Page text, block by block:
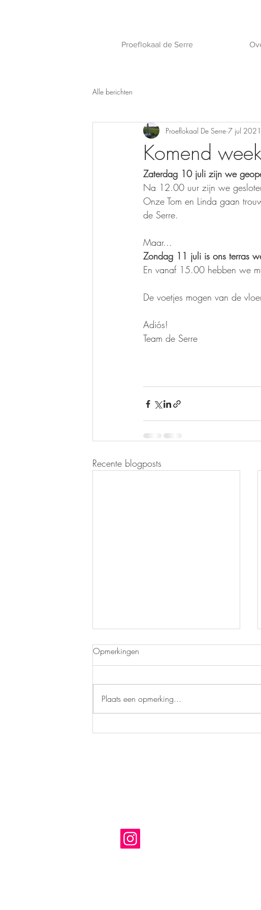
Proeflokaal de Serre
Alle berichten
Komend
Proeflokaal De Serre 7 jul 2021
Zaterdag 10 juli zijn we
Na 12.00 uur zijn we
Onze Tom en Linda gaan
de Serre.
Maar...
Zondag 11 juli is ons terras
En vanaf 15.00 hebben we
De voetjes mogen van de
Adiós!
Team de Serre
Recente blogposts
Update fundraising kas Tuinderij
Opmerkingen
Plaats een opmerking...